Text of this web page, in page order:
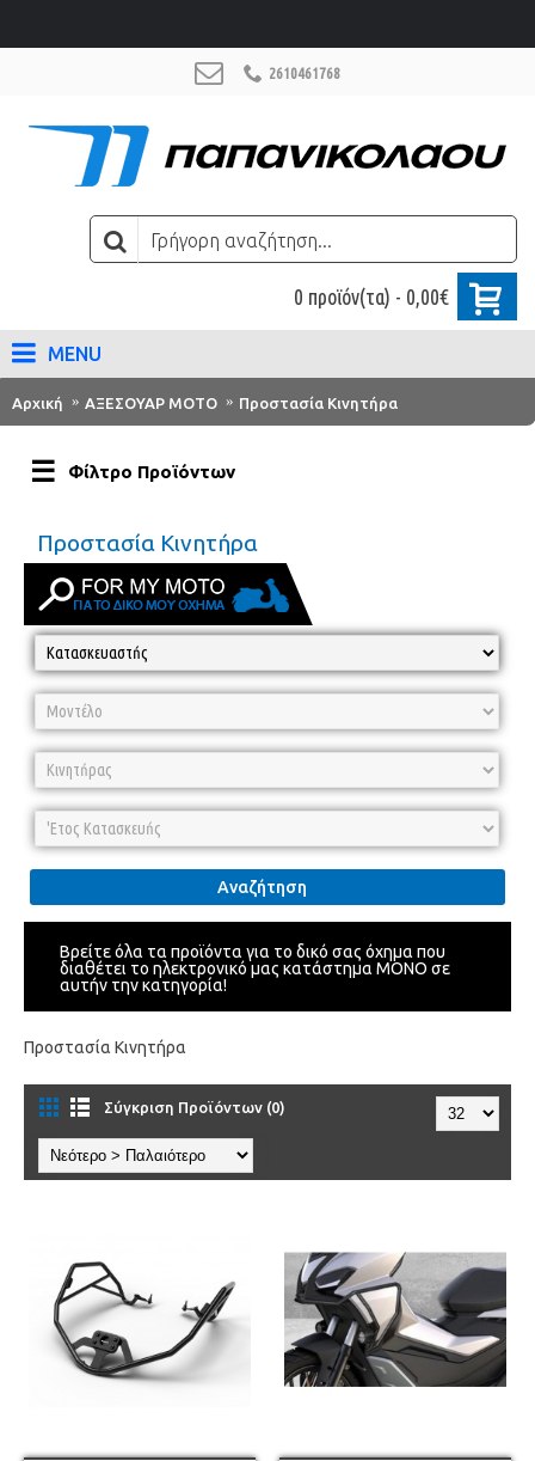
2610461768
0 προϊόν(τα) - 0,00€
MENU
Αρχική ΑΞΕΣΟΥΑΡ ΜΟΤΟ Προστασία Κινητήρα
Φίλτρο Προϊόντων
Προστασία Κινητήρα
Αναζήτηση
Βρείτε όλα τα προϊόντα για το δικό σας όχημα που
διαθέτει το ηλεκτρονικό μας κατάστημα ΜΟΝΟ σε
αυτήν την κατηγορία!
Προστασία Κινητήρα
Σύγκριση Προϊόντων (0)